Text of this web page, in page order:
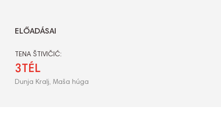
ELŐADÁSAI
TENA ŠTIVIČIĆ:
3TÉL
Dunja Kralj, Maša húga